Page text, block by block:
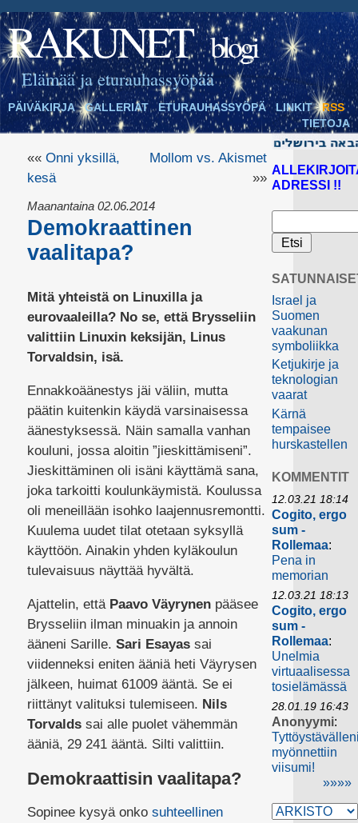
RAKUNET blogi
Elämää ja eturauhassyöpää
PÄIVÄKIRJA GALLERIAT ETURAUHASSYÖPÄ LINKIT
RSS
TIETOJA
«« Onni yksillä,
kesä
Mollom vs. Akismet
»»
Maanantaina 02.06.2014
Demokraattinen
vaalitapa?
Mitä yhteistä on Linuxilla ja
eurovaaleilla? No se, että Brysseliin
valittiin Linuxin keksijän, Linus
Torvaldsin, isä.
Ennakkoäänestys jäi väliin, mutta
päätin kuitenkin käydä varsinaisessa
äänestyksessä. Näin samalla vanhan
kouluni, jossa aloitin ”jieskittämiseni”.
Jieskittäminen oli isäni käyttämä sana,
joka tarkoitti koulunkäymistä. Koulussa
oli meneillään isohko laajennusremontti.
Kuulema uudet tilat otetaan syksyllä
käyttöön. Ainakin yhden kyläkoulun
tulevaisuus näyttää hyvältä.
Ajattelin, että Paavo Väyrynenpääsee
Brysseliin ilman minuakin ja annoin
ääneni Sarille. Sari Esayassai
viidenneksi eniten ääniä heti Väyrysen
jälkeen, huimat 61009 ääntä. Se ei
riittänyt valituksi tulemiseen. Nils
Torvaldssai alle puolet vähemmän
ääniä, 29 241 ääntä. Silti valittiin.
Demokraattisin vaalitapa?
Sopinee kysyä onko suhteellinen
ADRESSI !!
Israel ja
Suomen
vaakunan
symboliikka
Ketjukirje ja
teknologian
vaarat
Kärnä
tempaisee
hurskastellen
KOMMENTIT
12.03.21 18:14
Cogito, ergo
sum -
Rollemaa:
Pena in
memorian
12.03.21 18:13
Cogito, ergo
sum -
Rollemaa:
Unelmia
virtuaalisessa
tosielämässä
28.01.19 16:43
Anonyymi:
myönnettiin
viisumi!
»»»»